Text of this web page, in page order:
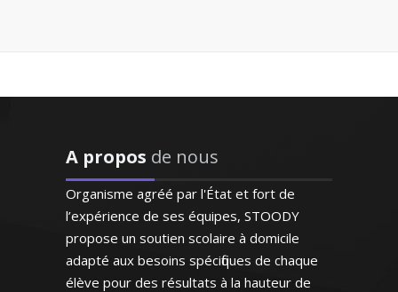
son regard sur cette
matière élargissant
l'horizon de ses objectifs;
Ainsi fait, il s’enthousiasme
de plus en plus pour les
maths et les résultats
suivent"
Passionnée par l’art sous toutes ses
particuliers en matière de design (design
d’espace, design des produits). Ma
méthode d’enseignement combine la
théorie avec la pratique pour un résultat
optimal
A propos de nous
Organisme agréé par l'État et fort de
l’expérience de ses équipes, STOODY
propose un soutien scolaire à domicile
adapté aux besoins spécifiques de chaque
élève pour des résultats à la hauteur de